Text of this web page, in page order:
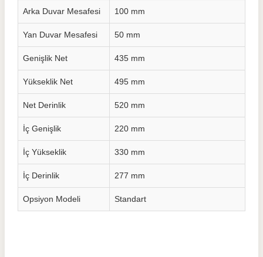
Arka Duvar Mesafesi 100 mm
Yan Duvar Mesafesi 50 mm
Genişlik Net 435 mm
Yükseklik Net 495 mm
Net Derinlik 520 mm
İç Genişlik 220 mm
İç Yükseklik 330 mm
İç Derinlik 277 mm
Opsiyon Modeli Standart